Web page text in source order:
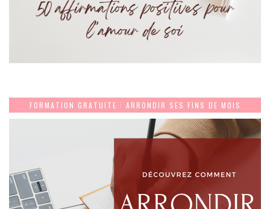
FORMATION GRATUITE : ARRONDIR SES FINS DE MOIS